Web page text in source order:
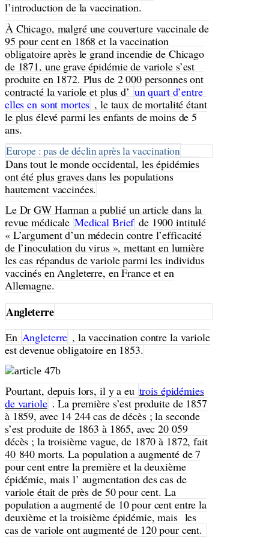
l’introduction de la vaccination.
À Chicago, malgré une couverture vaccinale de
95 pour cent en 1868 et la vaccination
obligatoire après le grand incendie de Chicago
de 1871, une grave épidémie de variole s’est
produite en 1872. Plus de 2 000 personnes ont
contracté la variole et plus d’ un quart d’entre
elles en sont mortes , le taux de mortalité étant
le plus élevé parmi les enfants de moins de 5
ans.
Europe : pas de déclin après la vaccination
Dans tout le monde occidental, les épidémies
ont été plus graves dans les populations
hautement vaccinées.
Le Dr GW Harman a publié un article dans la
revue médicaleMedical Briefde 1900 intitulé
« L’argument d’un médecin contre l’efficacité
de l’inoculation du virus », mettant en lumière
les cas répandus de variole parmi les individus
vaccinés en Angleterre, en France et en
Allemagne.
Angleterre
En Angleterre , la vaccination contre la variole
est devenue obligatoire en 1853.
Pourtant, depuis lors, il y a eu trois épidémies
de variole . La première s’est produite de 1857
à 1859, avec 14 244 cas de décès ; la seconde
s’est produite de 1863 à 1865, avec 20 059
décès ; la troisième vague, de 1870 à 1872, fait
40 840 morts. La population a augmenté de 7
pour cent entre la première et la deuxième
épidémie, mais l’ augmentation des cas de
variole était de près de 50 pour cent. La
population a augmenté de 10 pour cent entre la
deuxième et la troisième épidémie, mais les
cas de variole ont augmenté de 120 pour cent.